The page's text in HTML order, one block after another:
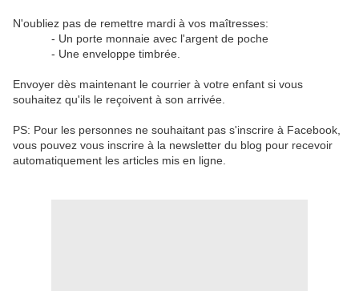
N'oubliez pas de remettre mardi à vos maîtresses:
- Un porte monnaie avec l'argent de poche
- Une enveloppe timbrée.
Envoyer dès maintenant le courrier à votre enfant si vous
souhaitez qu'ils le reçoivent à son arrivée.
PS: Pour les personnes ne souhaitant pas s'inscrire à Facebook,
vous pouvez vous inscrire à la newsletter du blog pour recevoir
automatiquement les articles mis en ligne.